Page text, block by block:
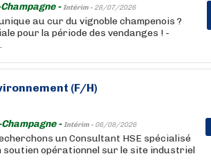
-Intérim - 28/07/2026
au cur du vignoble champenois ?
pour la période des vendanges ! -
(F/H)
-Intérim - 06/08/2026
un Consultant HSE spécialisé
opérationnel sur le site industriel